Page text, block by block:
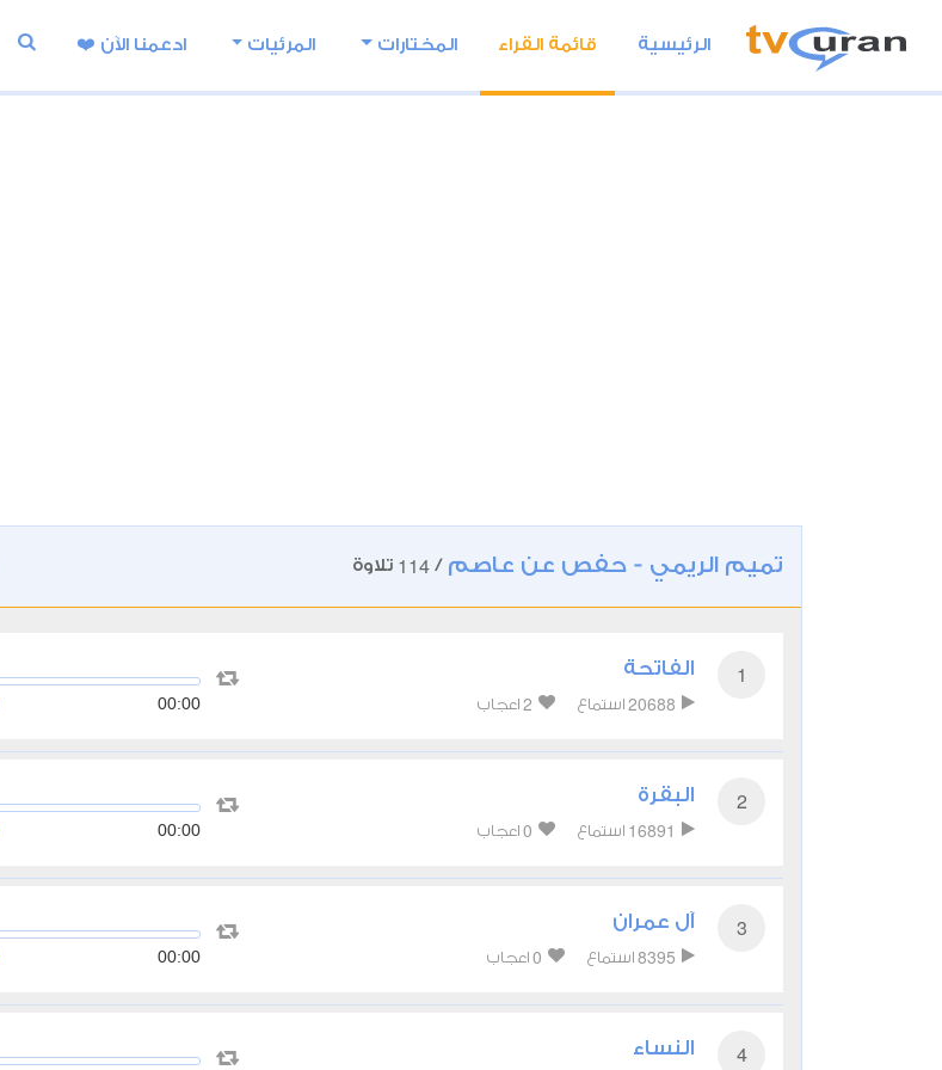
الرئيسية قائمة القراء المختارات المرئيات ادعمنا اﻵن ❤️
تميم الريمي - حفص عن عاصم /
114 تلاوة
1 الفاتحة
20688 استماع 2 اعجاب 00:00
2 البقرة
16891 استماع 0 اعجاب 00:00
3 آل عمران
8395 استماع 0 اعجاب 00:00
4 النساء